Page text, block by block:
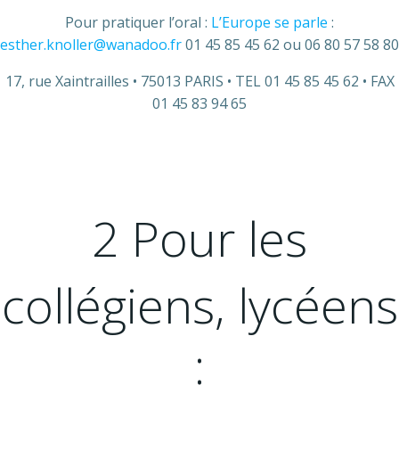
Pour pratiquer l’oral : L’Europe se parle :
esther.knoller@wanadoo.fr01 45 85 45 62 ou 06 80 57 58 80
17, rue Xaintrailles • 75013 PARIS • TEL 01 45 85 45 62 • FAX
01 45 83 94 65
2 Pour les
collégiens, lycéens
: